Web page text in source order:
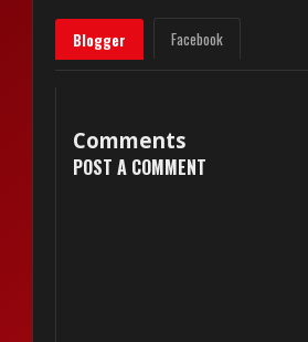
Blogger Facebook
Comments
POST A COMMENT